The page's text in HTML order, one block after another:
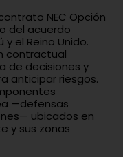
NEC Opción
del acuerdo
el Reino Unido.
contractual
de decisiones y
anticipar riesgos.
—defensas
ubicados en
y sus zonas